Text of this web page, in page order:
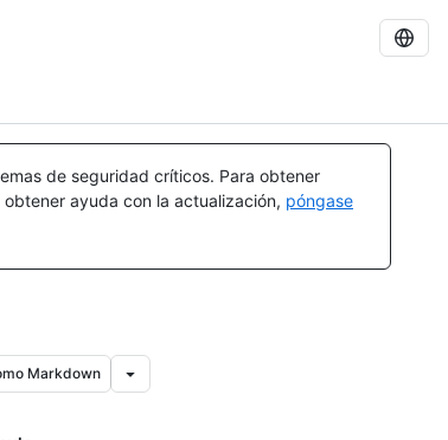
de seguridad críticos. Para obtener
obtener ayuda con la actualización, póngase
Markdown